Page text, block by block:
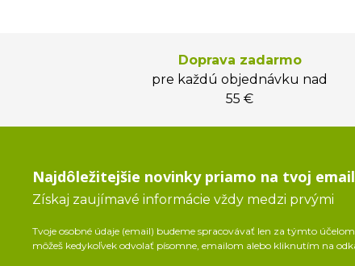
Doprava zadarmo
pre každú objednávku nad
55 €
Najdôležitejšie novinky priamo na tvoj email
Získaj zaujímavé informácie vždy medzi prvými
Tvoje osobné údaje (email) budeme spracovávať len za týmto
môžeš kedykoľvek odvolať písomne, emailom alebo kliknutím na